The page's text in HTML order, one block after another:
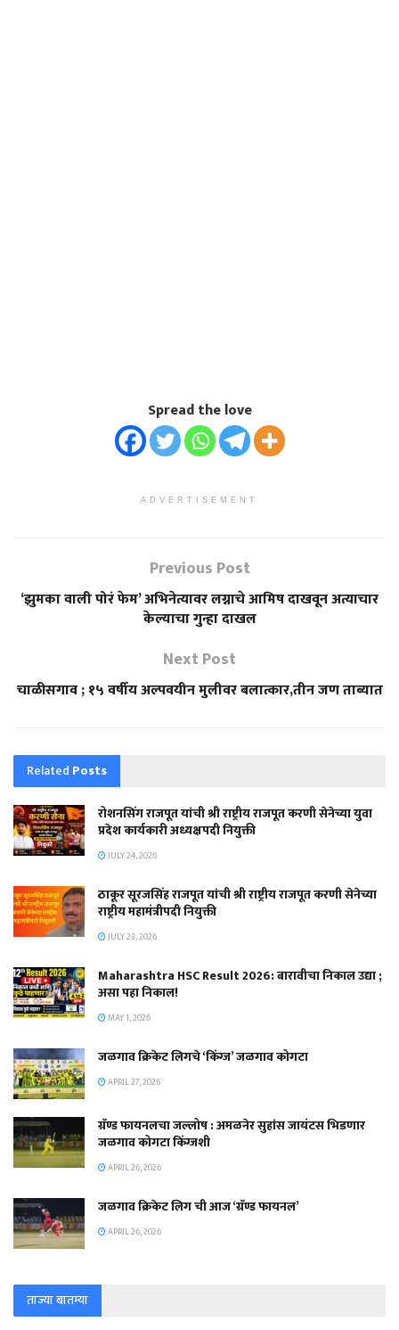
Spread the love
ADVERTISEMENT
Previous Post
‘झुमका वाली पोरं फेम’ अभिनेत्यावर लग्नाचे आमिष दाखवून अत्याचार
केल्याचा गुन्हा दाखल
Next Post
चाळीसगाव ; १५ वर्षीय अल्पवयीन मुलीवर बलात्कार,तीन जण ताब्यात
Related Posts
रोशनसिंग राजपूत यांची श्री राष्ट्रीय राजपूत करणी सेनेच्या युवा
प्रदेश कार्यकारी अध्यक्षपदी नियुक्ती
JULY 24, 2026
ठाकूर सूरजसिंह राजपूत यांची श्री राष्ट्रीय राजपूत करणी सेनेच्या
राष्ट्रीय महामंत्रीपदी नियुक्ती
JULY 23, 2026
Maharashtra HSC Result 2026: बारावीचा निकाल उद्या ;
असा पहा निकाल!
MAY 1, 2026
जळगाव क्रिकेट लिगचे ‘किंग्ज’ जळगाव कोगटा
APRIL 27, 2026
ग्रॅण्ड फायनलचा जल्लोष : अमळनेर सुहांस जायंटस भिडणार
जळगाव कोगटा किंग्जशी
APRIL 26, 2026
जळगाव क्रिकेट लिग ची आज ‘ग्रॅण्ड फायनल’
APRIL 26, 2026
ताज्या बातम्या